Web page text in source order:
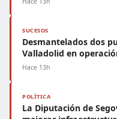
SUCESOS
Desmantelados dos
Valladolid en
Hace 13h
POLÍTICA
La Diputación de